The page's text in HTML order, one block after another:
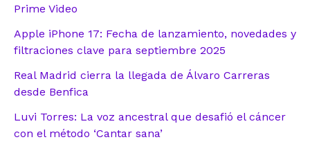
Prime Video
Apple iPhone 17: Fecha de lanzamiento, novedades y
filtraciones clave para septiembre 2025
Real Madrid cierra la llegada de Álvaro Carreras
desde Benfica
Luvi Torres: La voz ancestral que desafió el cáncer
con el método ‘Cantar sana’